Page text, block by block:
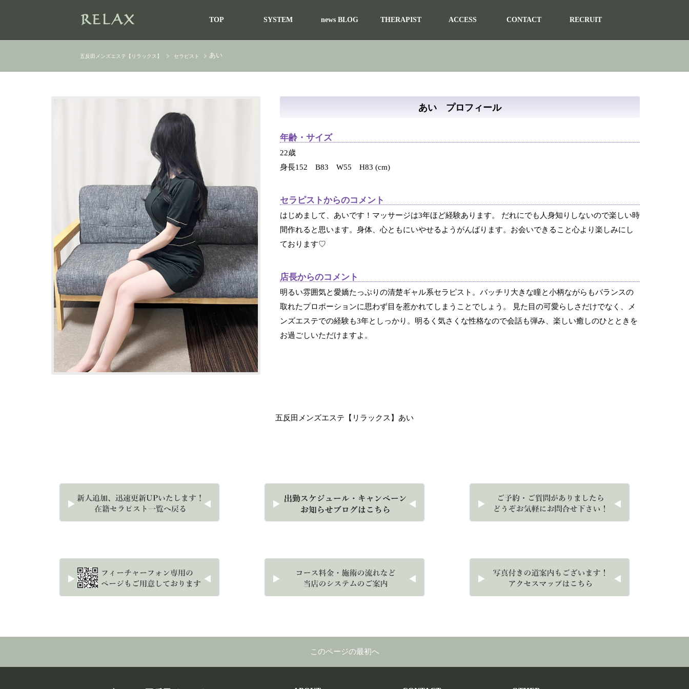
TOP SYSTEM news BLOG THERAPIST ACCESS CONTACT RECRUIT
五反田メンズエステ【リラックス】 セラピスト あい
あい プロフィール
年齢・サイズ
22歳
身長152 B83 W55 H83 (cm)
セラピストからのコメント
はじめまして、あいです！マッサージは3年ほど経験あります。 だれにでも人身知りしないので楽しい時
間作れると思います。身体、心ともにいやせるようがんばります。お会いできること心より楽しみにし
ております♡
店長からのコメント
明るい雰囲気と愛嬌たっぷりの清楚ギャル系セラピスト。バッチリ大きな瞳と小柄ながらもバランスの
取れたプロポーションに思わず目を惹かれてしまうことでしょう。 見た目の可愛らしさだけでなく、メ
ンズエステでの経験も3年としっかり。明るく気さくな性格なので会話も弾み、楽しい癒しのひとときを
お過ごしいただけますよ。
五反田メンズエステ【リラックス】あい
このページの最初へ